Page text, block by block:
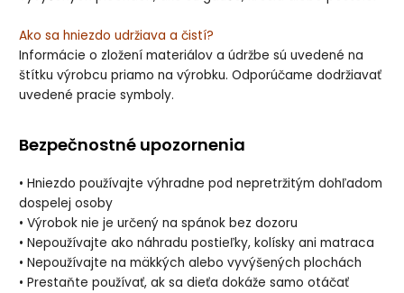
Ako sa hniezdo udržiava a čistí?
Informácie o zložení materiálov a údržbe sú uvedené na
štítku výrobcu priamo na výrobku. Odporúčame dodržiavať
uvedené pracie symboly.
Bezpečnostné upozornenia
• Hniezdo používajte výhradne pod nepretržitým dohľadom
dospelej osoby
• Výrobok nie je určený na spánok bez dozoru
• Nepoužívajte ako náhradu postieľky, kolísky ani matraca
• Nepoužívajte na mäkkých alebo vyvýšených plochách
• Prestaňte používať, ak sa dieťa dokáže samo otáčať